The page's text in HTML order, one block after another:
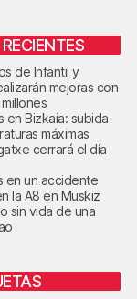
de Infantil y
mejoras con
en Bizkaia: subida
máximas
cerrará el día
en un accidente
la A8 en Muskiz
sin vida de una